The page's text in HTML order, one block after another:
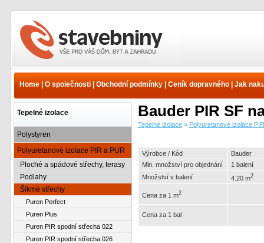
Polyuretanové izolace PIR
Bauder PIR SF | www.e-
Home| O společnosti| Obchodní podmínky| Ceník dopravného| Jak
Tepelné izolace
Polystyren
Polyuretanové izolace PIR a PUR
Ploché a spádové střechy, terasy
Podlahy
Šikmé střechy
Puren Perfect
Puren Plus
Puren PIR spodní střecha 022
Puren PIR spodní střecha 026
Bauder PIR SF
Tepelné izolace» Polyuretanové izolace
Výrobce / Kód
Bauder
Min. množství pro objednání
1 balení
Množství v balení
4.20 m2
Cena za 1 m2
Cena za 1 bal